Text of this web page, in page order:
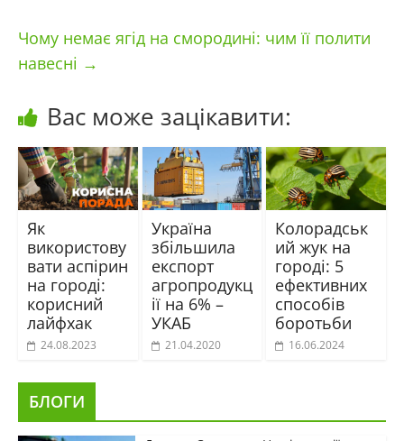
Чому немає ягід на смородині: чим її полити
навесні →
Вас може зацікавити:
Як
використову
вати аспірин
на городі:
корисний
лайфхак
24.08.2023
Україна
збільшила
експорт
агропродукц
ії на 6% –
УКАБ
21.04.2020
Колорадськ
ий жук на
городі: 5
ефективних
способів
боротьби
16.06.2024
БЛОГИ